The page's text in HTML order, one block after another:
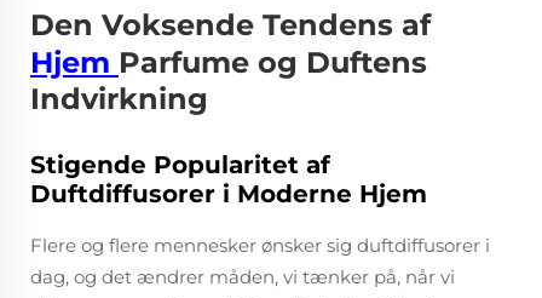
Den Voksende Tendens af
Hjem Parfume og Duftens
Indvirkning
Stigende Popularitet af
Duftdiffusorer i Moderne Hjem
Flere og flere mennesker ønsker sig duftdiffusorer i
dag, og det ændrer måden, vi tænker på, når vi